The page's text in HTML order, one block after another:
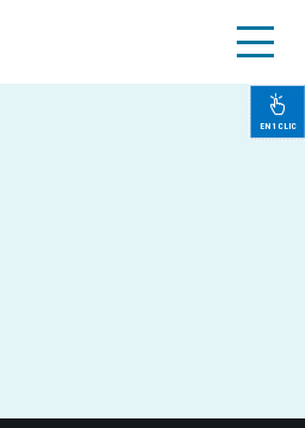
EN 1 CLIC